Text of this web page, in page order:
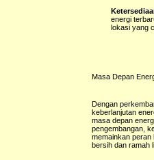
energi
lokasi yang
Masa Depan
Dengan
keberlanjutan
masa depan
pengembangan,
memainkan peran
bersih dan ramah